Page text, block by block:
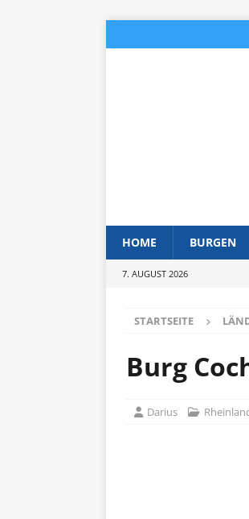
HOME BURGEN
7. AUGUST 2026
STARTSEITE
Burg
Darius